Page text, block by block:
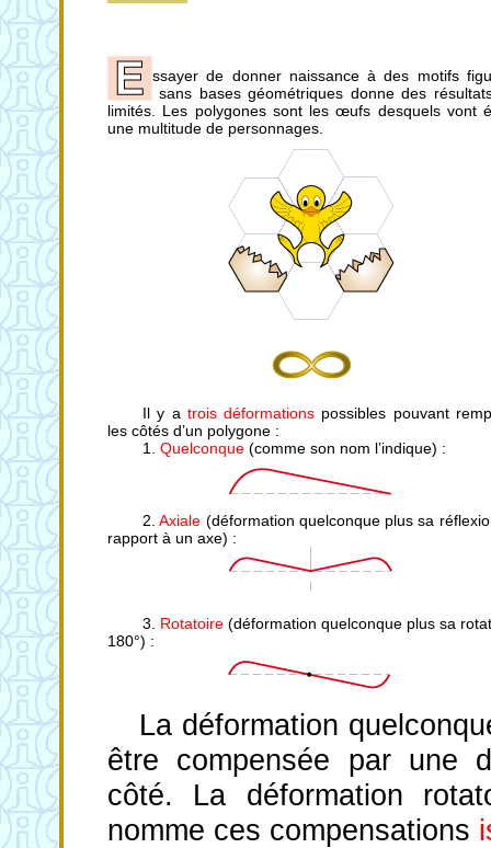
ssayer de donner naissance à des motifs
sans bases géométriques donne des
limités. Les polygones sont les œufs desquels vont
une multitude de personnages.
Il y a trois déformations possibles pouvant
les côtés d’un polygone :
1. Quelconque (comme son nom l’indique) :
2.Axiale (déformation quelconque plus sa
rapport à un axe) :
3. Rotatoire (déformation quelconque plus sa
180°) :
La déformation
être compensée par une
côté. La déformation
nomme ces compensations